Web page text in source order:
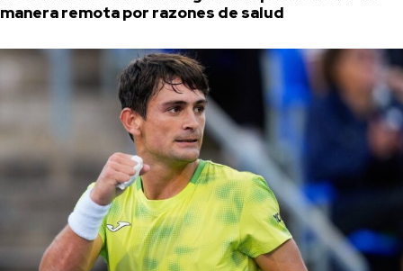
manera remota por razones de salud